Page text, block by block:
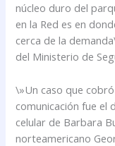
núcleo duro del
en la Red es en
cerca de la
del Ministerio de
\»Un caso que
comunicación fue el
celular de Barbara
norteamericano